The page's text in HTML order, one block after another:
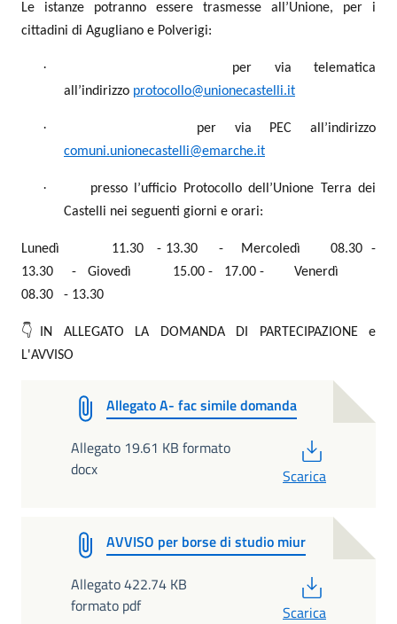
Le istanze potranno essere trasmesse all’Unione, per i
cittadini di Agugliano e Polverigi:
·
per via telematica
all’indirizzo protocollo@unionecastelli.it
·
per via PEC all’indirizzo
comuni.unionecastelli@emarche.it
·
presso l’ufficio Protocollo dell’Unione Terra dei
Castelli nei seguenti giorni e orari:
Lunedì 11.30 - 13.30- Mercoledì 08.30
-
13.30
- Giovedì 15.00 - 17.00 - Venerdì
08.30
- 13.30
👇IN ALLEGATO LA DOMANDA DI PARTECIPAZIONE e
L'AVVISO
Allegato A- fac simile domanda
Allegato 19.61 KB formato
docx
Scarica
AVVISO per borse di studio miur
Allegato 422.74 KB
formato pdf
Scarica